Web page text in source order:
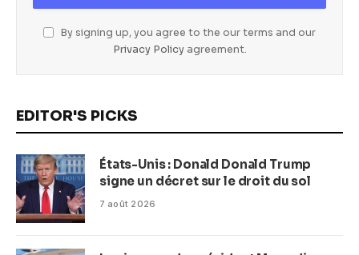
By signing up, you agree to the our terms and our
Privacy Policyagreement.
EDITOR'S PICKS
États-Unis : Donald Donald Trump
signe un décret sur le droit du sol
7 août 2026